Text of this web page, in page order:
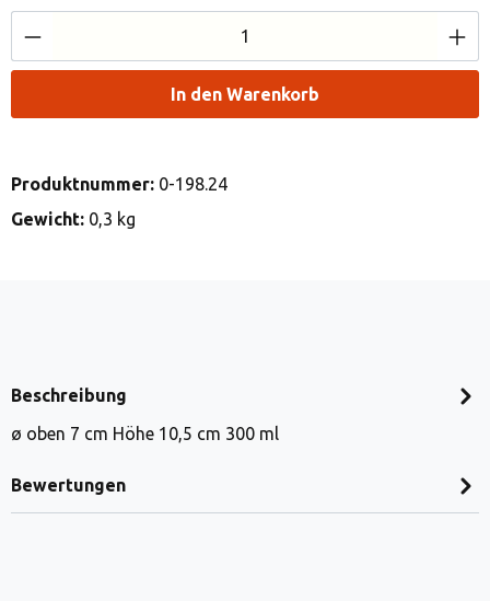
Produkt Anzahl: Gib den gewünschten
In den Warenkorb
Produktnummer: 0-198.24
Gewicht: 0,3 kg
Beschreibung
ø oben 7 cm Höhe 10,5 cm 300 ml
Bewertungen